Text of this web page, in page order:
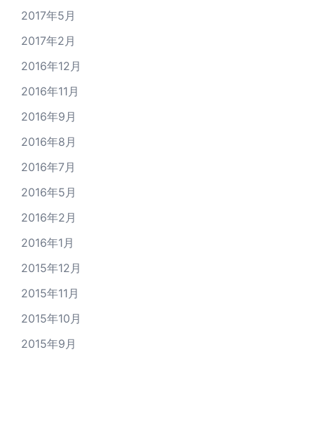
2017年5月
2017年2月
2016年12月
2016年11月
2016年9月
2016年8月
2016年7月
2016年5月
2016年2月
2016年1月
2015年12月
2015年11月
2015年10月
2015年9月